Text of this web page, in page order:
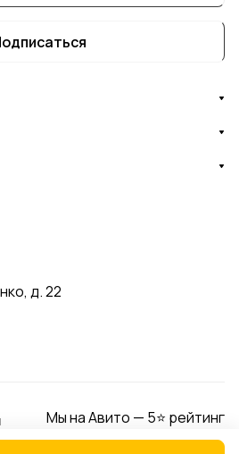
д. 22
Мы на Авито — 5⭐ рейтинг